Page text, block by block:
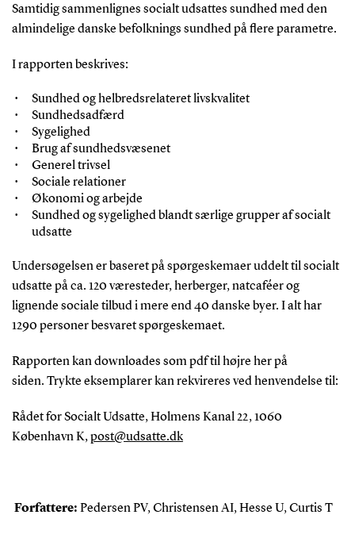
Samtidig sammenlignes socialt udsattes sundhed med den
almindelige danske befolknings sundhed på flere parametre.
I rapporten beskrives:
Sundhed og helbredsrelateret livskvalitet
Sundhedsadfærd
Sygelighed
Brug af sundhedsvæsenet
Generel trivsel
Sociale relationer
Økonomi og arbejde
Sundhed og sygelighed blandt særlige grupper af socialt
udsatte
Undersøgelsen er baseret på spørgeskemaer uddelt til socialt
udsatte på ca. 120 væresteder, herberger, natcaféer og
lignende sociale tilbud i mere end 40 danske byer. I alt har
1290 personer besvaret spørgeskemaet.
Rapporten kan downloades som pdf til højre her på
siden. Trykte eksemplarer kan rekvireres ved henvendelse til:
Rådet for Socialt Udsatte, Holmens Kanal 22, 1060
København K,post@udsatte.dk
Forfattere: Pedersen PV, Christensen AI, Hesse U, Curtis T